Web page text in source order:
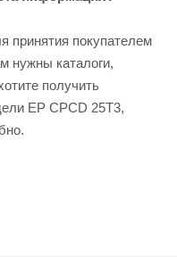
принятия покупателем
нужны каталоги,
получить
EP CPCD 25T3,